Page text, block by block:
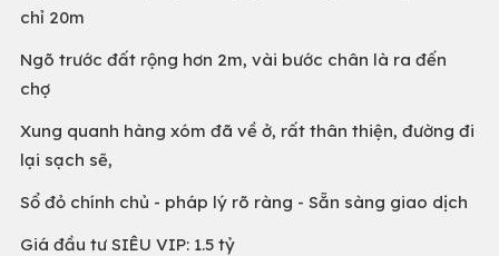
chỉ 20m
Ngõ trước đất rộng hơn 2m, vài bước chân là ra đến
chợ
Xung quanh hàng xóm đã về ở, rất thân thiện, đường đi
lại sạch sẽ,
Sổ đỏ chính chủ - pháp lý rõ ràng - Sẵn sàng giao dịch
Giá đầu tư SIÊU VIP: 1.5 tỷ